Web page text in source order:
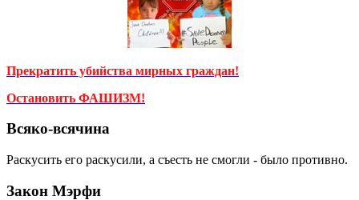
Прекратить убийства мирных граждан!
Остановить ФАШИЗМ!
Всяко-всячина
Раскусить его раскусили, а съесть не смогли - было противно.
Закон Мэрфи